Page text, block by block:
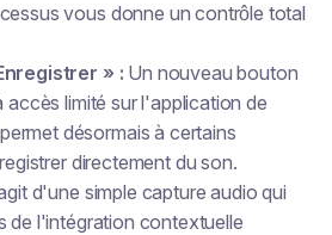
vous donne un contrôle total
» : Un nouveau bouton
accès limité sur l'application de
désormais à certains
directement du son.
d'une simple capture audio qui
de l'intégration contextuelle